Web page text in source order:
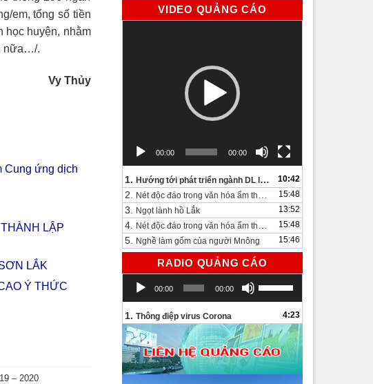
em, tổng số tiền
học huyện, nhằm
nữa…/.
Thủy
Cung ứng dịch
LẬP
LẮK
Ý THỨC
– 2020
VIDEO QUẢNG CÁO
00:00 00:00
1. Hướng tới phát triển ngành DL lâu dài và bền vững 10:42
2. Nét độc đáo trong văn hóa ẩm thực bên bờ hồ Lắk. 15:48
3. Ngọt lành hồ Lắk 13:52
4. Nét độc đáo trong văn hóa ẩm thực bên bờ hồ Lắk 15:48
5. Nghề làm gốm của người Mnông 15:46
RADIO QUẢNG CÁO
Trình
chơi
00:00 00:00
phím
mũi
tên
Lên/Xuống
1. Thông điệp virus Corona 4:23